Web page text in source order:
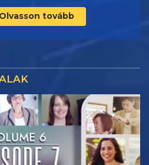
Olvasson tovább